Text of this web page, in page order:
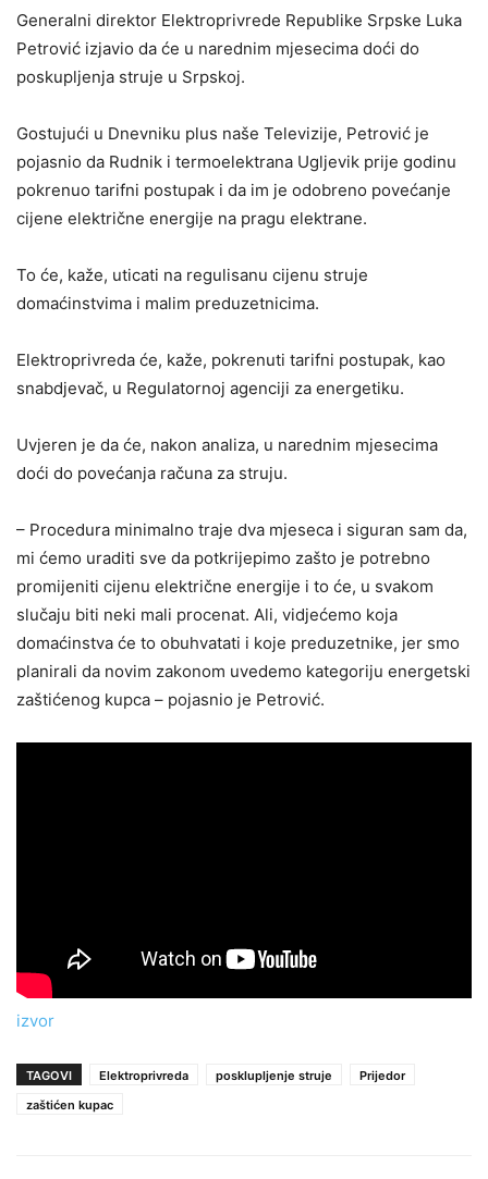
Generalni direktor Elektroprivrede Republike Srpske Luka
Petrović izjavio da će u narednim mjesecima doći do
poskupljenja struje u Srpskoj.
Gostujući u Dnevniku plus naše Televizije, Petrović je
pojasnio da Rudnik i termoelektrana Ugljevik prije godinu
pokrenuo tarifni postupak i da im je odobreno povećanje
cijene električne energije na pragu elektrane.
To će, kaže, uticati na regulisanu cijenu struje
domaćinstvima i malim preduzetnicima.
Elektroprivreda će, kaže, pokrenuti tarifni postupak, kao
snabdjevač, u Regulatornoj agenciji za energetiku.
Uvjeren je da će, nakon analiza, u narednim mjesecima
doći do povećanja računa za struju.
– Procedura minimalno traje dva mjeseca i siguran sam da,
mi ćemo uraditi sve da potkrijepimo zašto je potrebno
promijeniti cijenu električne energije i to će, u svakom
slučaju biti neki mali procenat. Ali, vidjećemo koja
domaćinstva će to obuhvatati i koje preduzetnike, jer smo
planirali da novim zakonom uvedemo kategoriju energetski
zaštićenog kupca – pojasnio je Petrović.
izvor
TAGOVI Elektroprivreda posklupljenje struje
Prijedor
zaštićen kupac